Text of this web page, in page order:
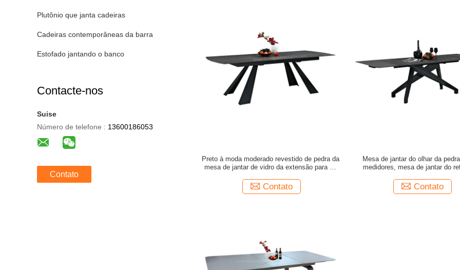
Plutônio que janta cadeiras
Cadeiras contemporâneas da barra
Estofado jantando o banco
Contacte-nos
Suise
Número de telefone : 13600186053
Contato
Preto à moda moderado revestido de pedra da
mesa de jantar de vidro da extensão para 12
Contato
Mesa de jantar do olhar da
medidores, mesa de jantar do
Contato